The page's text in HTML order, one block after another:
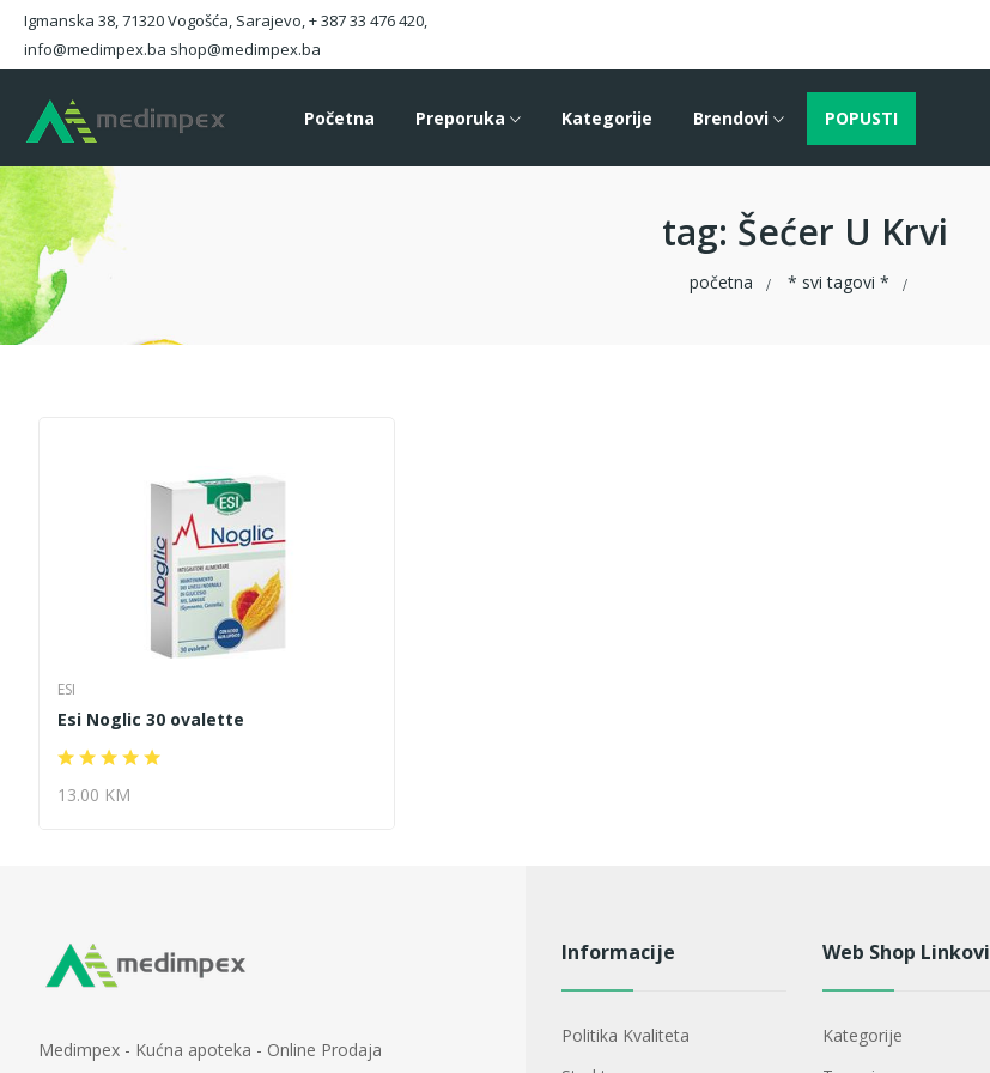
Igmanska 38, 71320 Vogošća, Sarajevo, + 387 33 476 420,
info@medimpex.ba shop@medimpex.ba
Početna Preporuka Kategorije Brendovi POPUSTI
tag: Šećer U Krvi
početna * svi tagovi *
ESI
Esi Noglic 30 ovalette
13.00 KM
Medimpex - Kućna apoteka - Online Prodaja
Informacije
Politika Kvaliteta
Web Shop Linkovi
Kategorije